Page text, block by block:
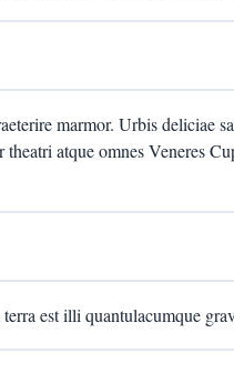
marmor. Urbis deliciae
atque omnes Veneres
est illi quantulacumque